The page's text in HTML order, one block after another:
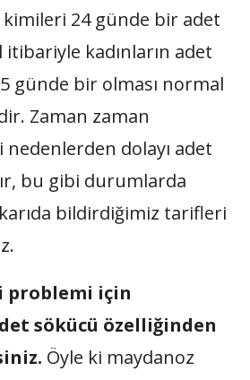
24 günde bir adet
kadınların adet
günde bir olması normal
Zaman zaman
nedenlerden dolayı adet
bu gibi durumlarda
bildirdiğimiz tarifleri
problemi için
sökücü özelliğinden
Öyle ki maydanoz